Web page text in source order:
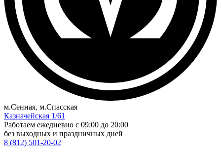
м.Сенная, м.Спасская
Казначейская 1/61
Работаем ежедневно c 09:00 до 20:00
без выходных и праздничных дней
8 (812) 501-20-02